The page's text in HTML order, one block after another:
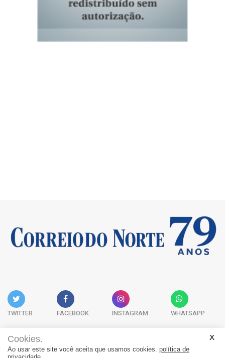
TWITTER FACEBOOK INSTAGRAM WHATSAPP
Acervo Digital Fale Conosco Quem Somos
Cookies.
Ao usar este site você aceita que usamos cookies. política de